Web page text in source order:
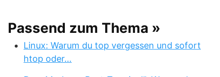
Passend zum Thema »
Linux: Warum du top vergessen und sofort
htop oder…